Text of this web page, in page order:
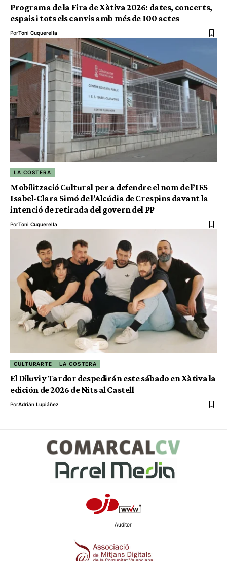
Programa de la Fira de Xàtiva 2026: dates, concerts,
espais i tots els canvis amb més de 100 actes
PorToni Cuquerella
LA COSTERA
Mobilització Cultural per a defendre el nom de l’IES
Isabel-Clara Simó de l’Alcúdia de Crespins davant la
intenció de retirada del govern del PP
PorToni Cuquerella
CULTURARTE LA COSTERA
El Diluvi y Tardor despedirán este sábado en Xàtiva la
edición de 2026 de Nits al Castell
PorAdrián Lupiáñez
Auditor